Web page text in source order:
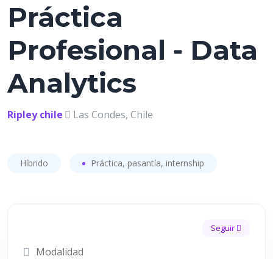
Práctica
Profesional - Data
Analytics
Ripley chile Las Condes, Chile
Híbrido Práctica, pasantía, internship
Seguir
Modalidad